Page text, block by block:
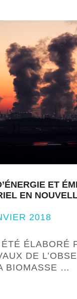
ET
EN
2018
ÉLABORÉ
DE
BIOMASSE …